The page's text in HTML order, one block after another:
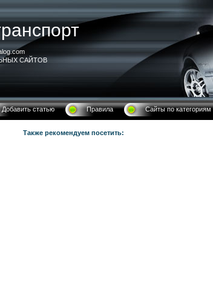
САЙТОВ
Добавить статью Правила Сайты по категориям
Также рекомендуем посетить: